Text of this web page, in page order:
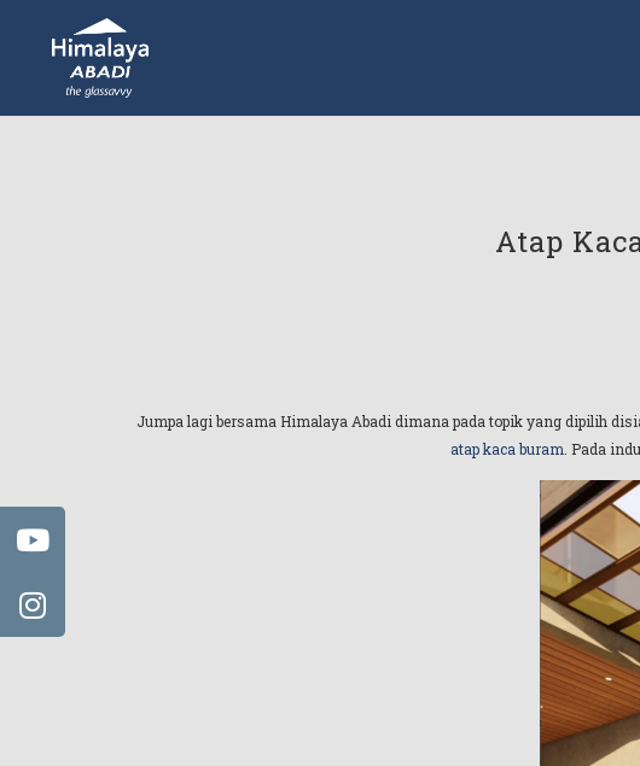
Atap
Jumpa lagi bersama Himalaya Abadi dimana pada topik yang dipilih
atap kaca buram . Pada